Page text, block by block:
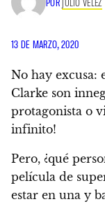
13 DE MARZO, 2020
No hay excusa:
Clarke son
protagonista o
infinito!
Pero, ¿qué
película de
estar en una y